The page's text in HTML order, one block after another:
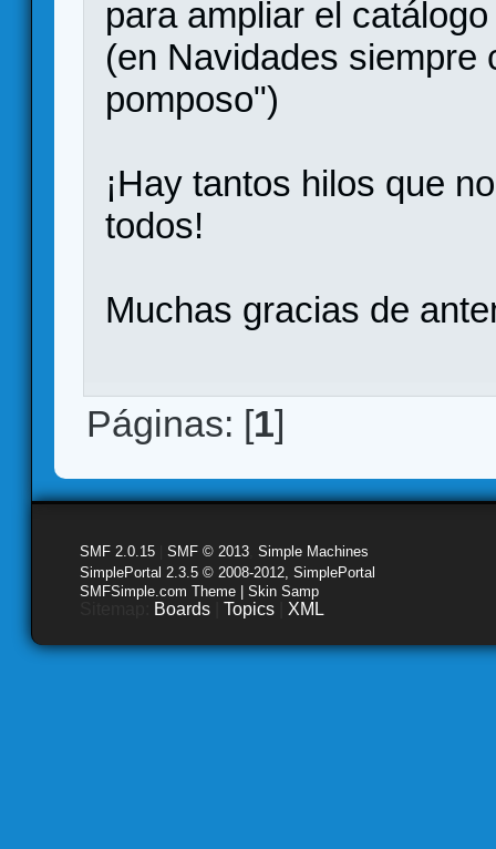
para ampliar el
(en Navidades siempre
pomposo")
¡Hay tantos hilos que
todos!
Muchas gracias de
Páginas: [1]
SMF 2.0.15 SMF © 2013 Simple Machines
SimplePortal 2.3.5 © 2008-2012, SimplePortal
SMFSimple.com Theme | Skin Samp
Boards Topics XML